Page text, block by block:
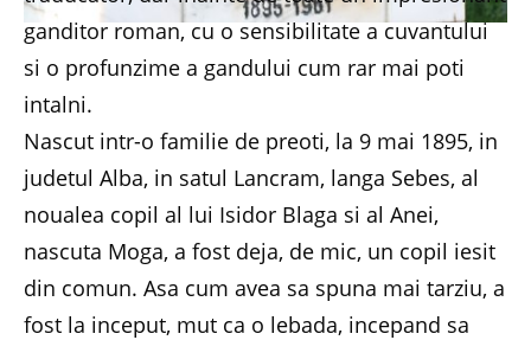
ganditor roman, cu o sensibilitate a cuvantului
si o profunzime a gandului cum rar mai poti
intalni.
Nascut intr-o familie de preoti, la 9 mai 1895, in
judetul Alba, in satul Lancram, langa Sebes, al
noualea copil al lui Isidor Blaga si al Anei,
nascuta Moga, a fost deja, de mic, un copil iesit
din comun. Asa cum avea sa spuna mai tarziu, a
fost la inceput, mut ca o lebada, incepand sa